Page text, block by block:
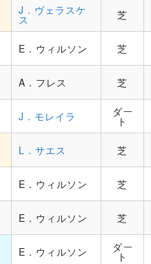
J．ヴェラスケ
ス 芝
E．ウィルソン 芝
A．フレス 芝
J．モレイラ ダー
ト
L．サエス 芝
E．ウィルソン 芝
E．ウィルソン 芝
E．ウィルソン ダー
ト